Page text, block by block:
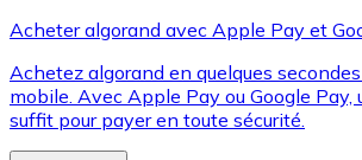
XRP
XRP
Acheter algorand avec Apple Pay et
Achetez algorand en quelques
mobile. Avec Apple Pay ou Google Pay,
suffit pour payer en toute sécurité.